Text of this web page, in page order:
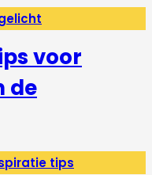
voor
de
tips